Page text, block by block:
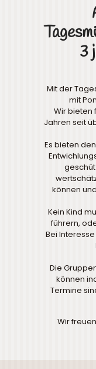
3
Mit der
mit
Wir bieten
Jahren seit
Es bieten
können
Kein Kind
führern,
Bei
Die
können
Termine
Wir